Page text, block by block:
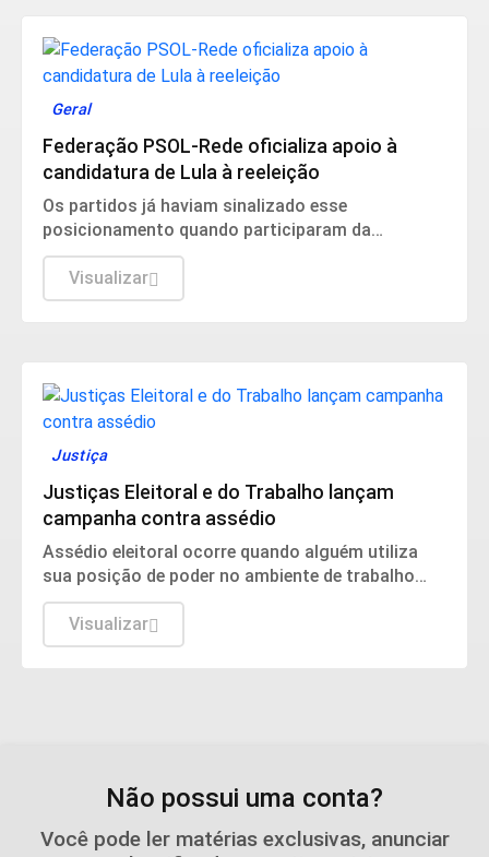
Geral
Federação PSOL-Rede oficializa apoio à
candidatura de Lula à reeleição
Os partidos já haviam sinalizado esse
posicionamento quando participaram da
convenção do PT, no último fim de semana.
Visualizar
Justiça
Justiças Eleitoral e do Trabalho lançam
campanha contra assédio
Assédio eleitoral ocorre quando alguém utiliza
sua posição de poder no ambiente de trabalho
para influenciar, constranger ou pressionar
trabalhadores a votar, deixar de votar ou apoiar
determinado candidato, partido ou
Visualizar
Não possui uma conta?
Você pode ler matérias exclusivas, anunciar